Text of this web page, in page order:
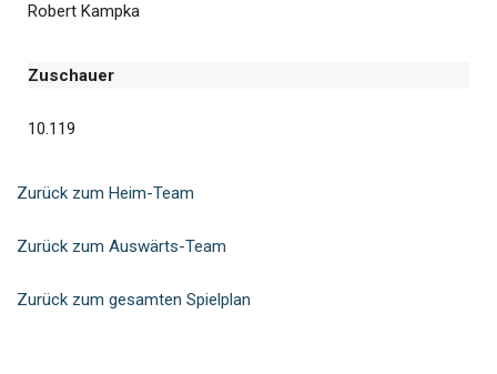
Robert Kampka
Zuschauer
10.119
Zurück zum Heim-Team
Zurück zum Auswärts-Team
Zurück zum gesamten Spielplan